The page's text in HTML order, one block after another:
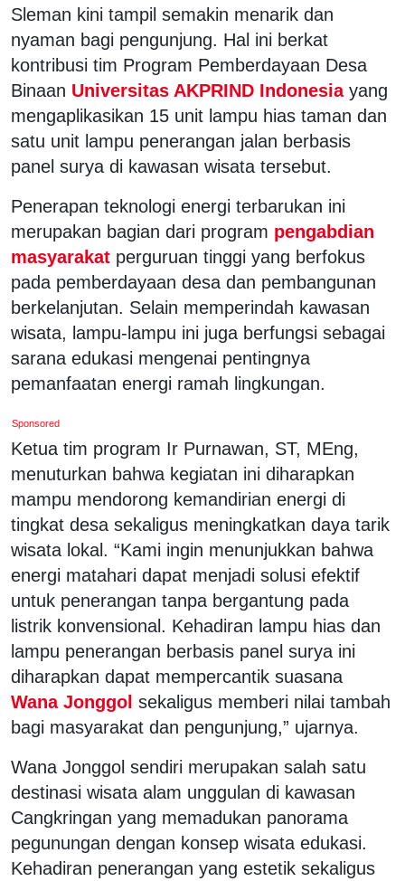
Sleman kini tampil semakin menarik dan
nyaman bagi pengunjung. Hal ini berkat
kontribusi tim Program Pemberdayaan Desa
Binaan Universitas AKPRIND Indonesia yang
mengaplikasikan 15 unit lampu hias taman dan
satu unit lampu penerangan jalan berbasis
panel surya di kawasan wisata tersebut.
Penerapan teknologi energi terbarukan ini
merupakan bagian dari program pengabdian
masyarakat perguruan tinggi yang berfokus
pada pemberdayaan desa dan pembangunan
berkelanjutan. Selain memperindah kawasan
wisata, lampu-lampu ini juga berfungsi sebagai
sarana edukasi mengenai pentingnya
pemanfaatan energi ramah lingkungan.
Sponsored
Ketua tim program Ir Purnawan, ST, MEng,
menuturkan bahwa kegiatan ini diharapkan
mampu mendorong kemandirian energi di
tingkat desa sekaligus meningkatkan daya tarik
wisata lokal. “Kami ingin menunjukkan bahwa
energi matahari dapat menjadi solusi efektif
untuk penerangan tanpa bergantung pada
listrik konvensional. Kehadiran lampu hias dan
lampu penerangan berbasis panel surya ini
diharapkan dapat mempercantik suasana
Wana Jonggol sekaligus memberi nilai tambah
bagi masyarakat dan pengunjung,” ujarnya.
Wana Jonggol sendiri merupakan salah satu
destinasi wisata alam unggulan di kawasan
Cangkringan yang memadukan panorama
pegunungan dengan konsep wisata edukasi.
Kehadiran penerangan yang estetik sekaligus